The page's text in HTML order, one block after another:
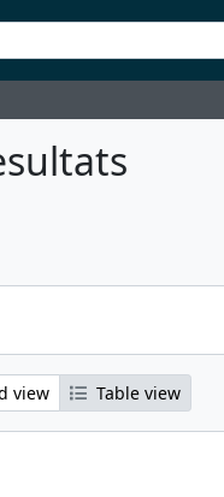
view Table view